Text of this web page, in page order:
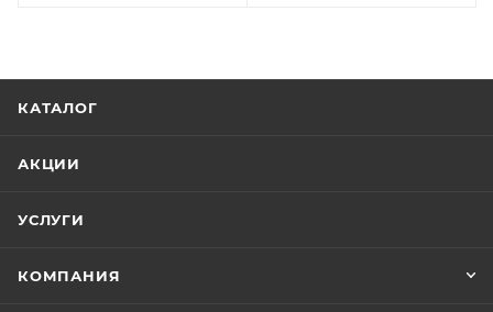
КАТАЛОГ
АКЦИИ
УСЛУГИ
КОМПАНИЯ